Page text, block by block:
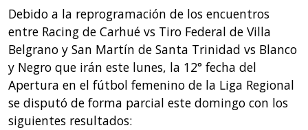
Debido a la reprogramación de los encuentros
entre Racing de Carhué vs Tiro Federal de Villa
Belgrano y San Martín de Santa Trinidad vs Blanco
y Negro que irán este lunes, la 12° fecha del
Apertura en el fútbol femenino de la Liga Regional
se disputó de forma parcial este domingo con los
siguientes resultados: